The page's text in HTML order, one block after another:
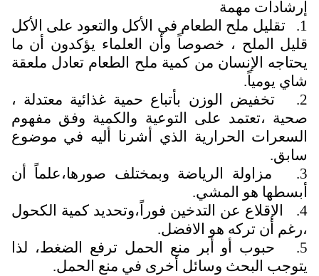
إرشادات مهمة
1. تقليل ملح الطعام في الأكل والتعود على الأكل
قليل الملح ، خصوصاً وأن العلماء يؤكدون أن ما
يحتاجه الإنسان من كمية ملح الطعام تعادل ملعقة
شاي يومياً.
2. تخفيض الوزن بأتباع حمية غذائية معتدلة ،
صحية ،تعتمد على التوعية والكمية وفق مفهوم
السعرات الحرارية الذي أشرنا أليه في موضوع
سابق.
3. مزاولة الرياضة وبمختلف صورها،علماً أن
أبسطها هو المشي.
4. الإقلاع عن التدخين فوراً،وتحديد كمية الكحول
،رغم أن تركه هو الافضل.
5. حبوب أو أبر منع الحمل ترفع الضغط، لذا
يتوجب البحث وسائل أخرى في منع الحمل.